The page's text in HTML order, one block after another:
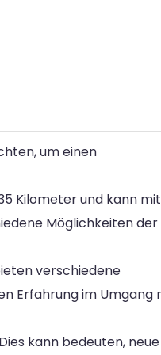
um einen
Kilometer und kann mit
Möglichkeiten der
verschiedene
Erfahrung im Umgang
kann bedeuten, neue